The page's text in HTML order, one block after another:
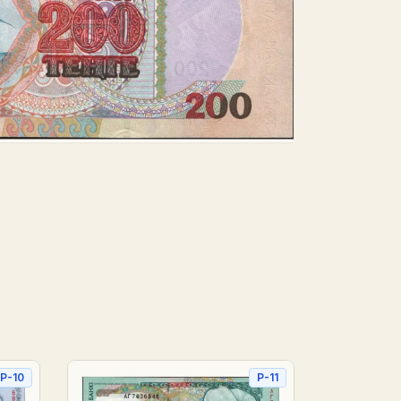
P-10 P-11